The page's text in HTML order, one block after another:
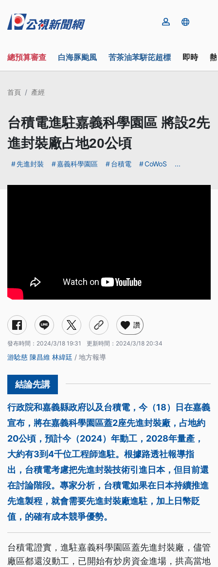
總預算審查 白海豚颱風 苦茶油苯駢芘超標 即時
首頁 產經
台積電進駐嘉義科學園區 將設2先
進封裝廠占地20公頃
先進封裝 嘉義科學園區 台積電 CoWoS ...
讚
發布時間： 2024/3/18 19:31 更新時間： 2024/3/18 20:34
游騐慈 陳昌維 林緯廷 / 地方報導
行政院和嘉義縣政府以及台積電，今（18）日在嘉義
宣布，將在嘉義科學園區蓋2座先進封裝廠，占地約
20公頃，預計今（2024）年動工，2028年量產，
大約有3到4千位工程師進駐。根據路透社報導指
出，台積電考慮把先進封裝技術引進日本，但目前還
在討論階段。專家分析，台積電如果在日本持續推進
先進製程，就會需要先進封裝廠進駐，加上日幣貶
值，的確有成本競爭優勢。
台積電證實，進駐嘉義科學園區蓋先進封裝廠，儘管
廠區都還沒動工，已開始有炒房資金進場，拱高當地